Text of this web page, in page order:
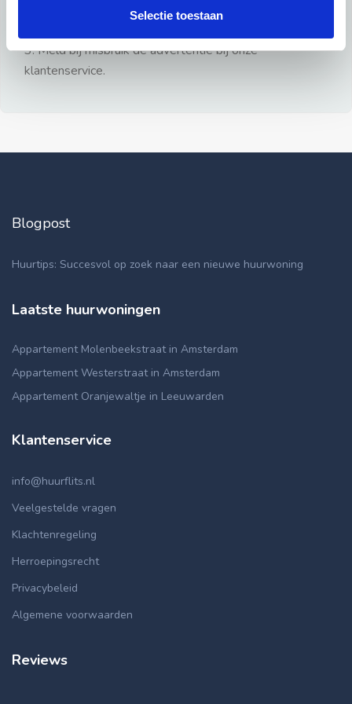
Selectie toestaan
3: Meld bij misbruik de advertentie bij onze
klantenservice.
Blogpost
Huurtips: Succesvol op zoek naar een nieuwe huurwoning
Laatste huurwoningen
Appartement Molenbeekstraat in Amsterdam
Appartement Westerstraat in Amsterdam
Appartement Oranjewaltje in Leeuwarden
Klantenservice
info@huurflits.nl
Veelgestelde vragen
Klachtenregeling
Herroepingsrecht
Privacybeleid
Algemene voorwaarden
Reviews